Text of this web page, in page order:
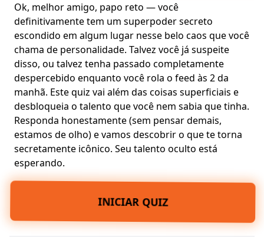
Ok, melhor amigo, papo reto — você
definitivamente tem um superpoder secreto
escondido em algum lugar nesse belo caos que você
chama de personalidade. Talvez você já suspeite
disso, ou talvez tenha passado completamente
despercebido enquanto você rola o feed às 2 da
manhã. Este quiz vai além das coisas superficiais e
desbloqueia o talento que você nem sabia que tinha.
Responda honestamente (sem pensar demais,
estamos de olho) e vamos descobrir o que te torna
secretamente icônico. Seu talento oculto está
esperando.
INICIAR QUIZ